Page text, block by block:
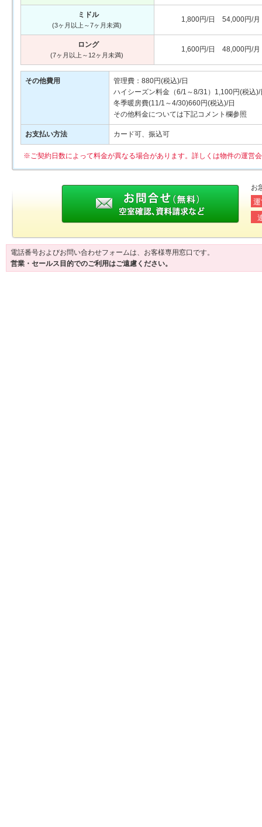
ミドル
(3ヶ月以上～7ヶ月未満)
1,800円/日 54,000円/月
ロング
(7ヶ月以上～12ヶ月未満)
1,600円/日 48,000円/月
その他費用
管理費：880円(税込)/日
ハイシーズン料金（6/1～8/31）1,100円(税込)/
冬季暖房費(11/1～4/30)660円(税込)/日
その他料金については下記コメント欄参照
お支払い方法 カード可、振込可
※ご契約日数によって料金が異なる場合があります。詳しくは物件の運営
お
電話番号およびお問い合わせフォームは、お客様専用窓口です。
営業・セールス目的でのご利用はご遠慮ください。